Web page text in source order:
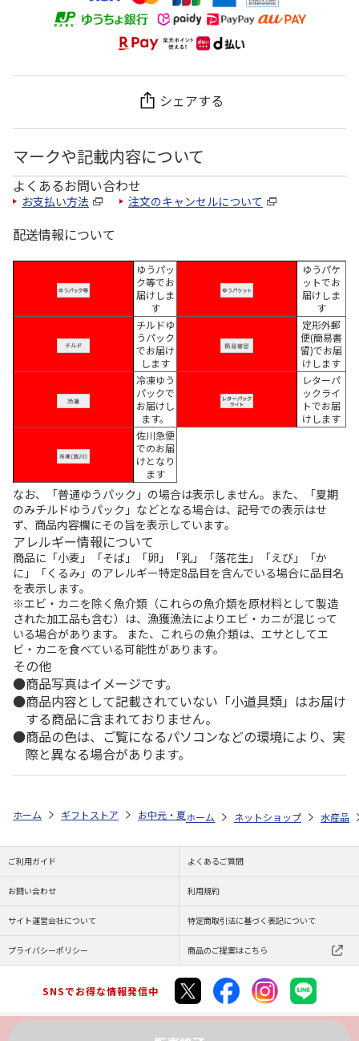
シェアする
マークや記載内容について
よくあるお問い合わせ
お支払い方法 注文のキャンセルについて
配送情報について
ゆうパッ
ク等でお
届けしま
す
ゆうパケ
ットでお
届けしま
す
チルドゆ
うパック
でお届け
します
定形外郵
便(簡易書
留)でお届
けします
冷凍ゆう
パックで
お届けし
ます。
レターパ
ックライ
トでお届
けします
佐川急便
でのお届
けとなり
ます
なお、「普通ゆうパック」の場合は表示しません。また、「夏期
のみチルドゆうパック」などとなる場合は、記号での表示はせ
ず、商品内容欄にその旨を表示しています。
アレルギー情報について
商品に「小麦」「そば」「卵」「乳」「落花生」「えび」「か
に」「くるみ」のアレルギー特定8品目を含んでいる場合に品目名
を表示します。
※エビ・カニを除く魚介類（これらの魚介類を原材料として製造
された加工品も含む）は、漁獲漁法によりエビ・カニが混じって
いる場合があります。 また、これらの魚介類は、エサとしてエ
ビ・カニを食べている可能性があります。
その他
商品写真はイメージです。
商品内容として記載されていない「小道具類」はお届け
する商品に含まれておりません。
商品の色は、ご覧になるパソコンなどの環境により、実
際と異なる場合があります。
ホーム ギフトストア お中元・夏ギフト特集 2026 ゆうゆうギフト
ホーム ネットショップ 水産品
ご利用ガイド よくあるご質問
お問い合わせ 利用規約
サイト運営会社について 特定商取引法に基づく表記について
プライバシーポリシー 商品のご提案はこちら
SNSでお得な情報発信中